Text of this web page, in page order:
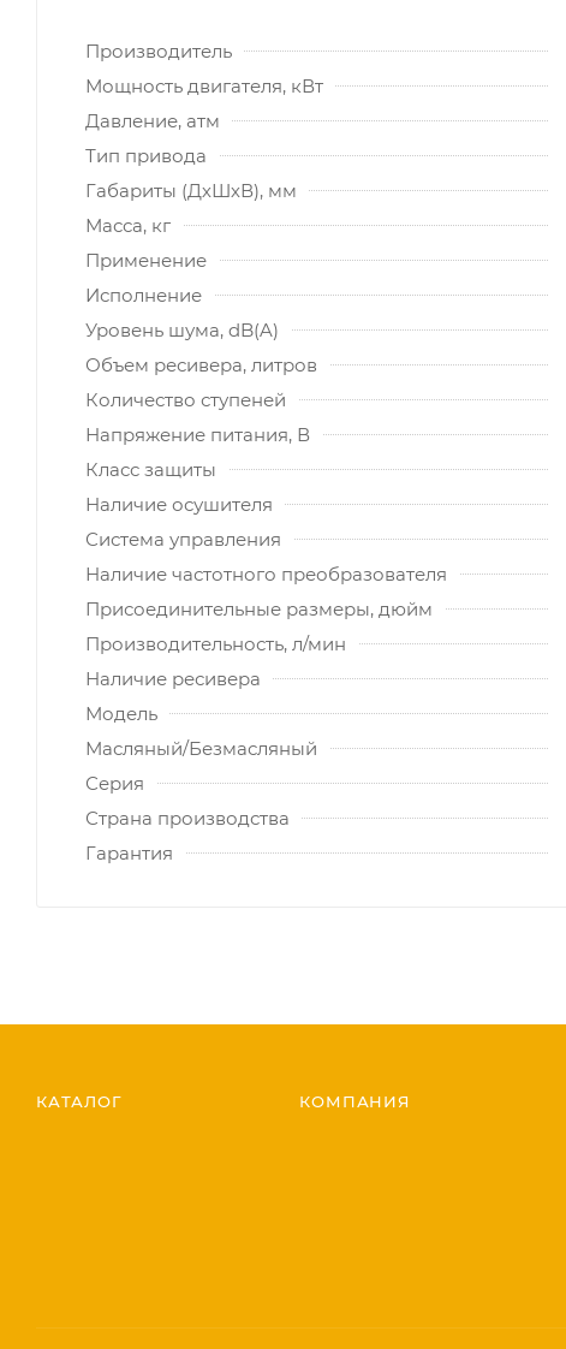
Производитель
Мощность двигателя, кВт
Давление, атм
Тип привода
Габариты (ДхШхВ), мм
Масса, кг
Применение
Исполнение
Уровень шума, dB(A)
Объем ресивера, литров
Количество ступеней
Напряжение питания, В
Класс защиты
Наличие осушителя
Система управления
Наличие частотного преобразователя
Присоединительные размеры, дюйм
Производительность, л/мин
Наличие ресивера
Модель
Масляный/Безмасляный
Серия
Страна производства
Гарантия
КАТАЛОГ КОМПАНИЯ